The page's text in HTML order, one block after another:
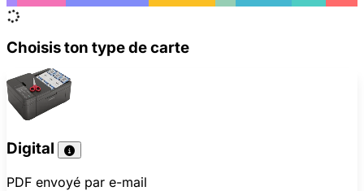
Choisis ton type de carte
Digital
PDF envoyé par e-mail